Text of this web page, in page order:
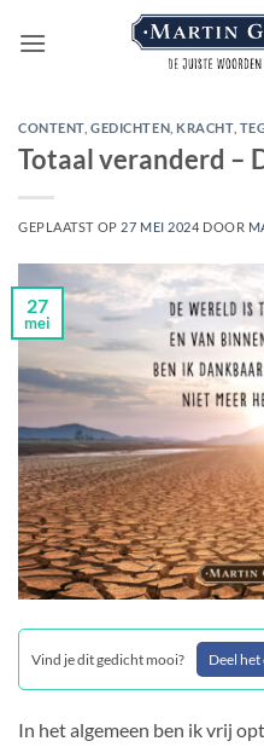
naar
CONTENT,GEDICHTEN KRACHT,
Totaal veranderd –
GEPLAATST OP 27 MEI 2024 DOOR
27
mei
Vind je dit gedicht mooi? Deel
In het algemeen ben ik vrij